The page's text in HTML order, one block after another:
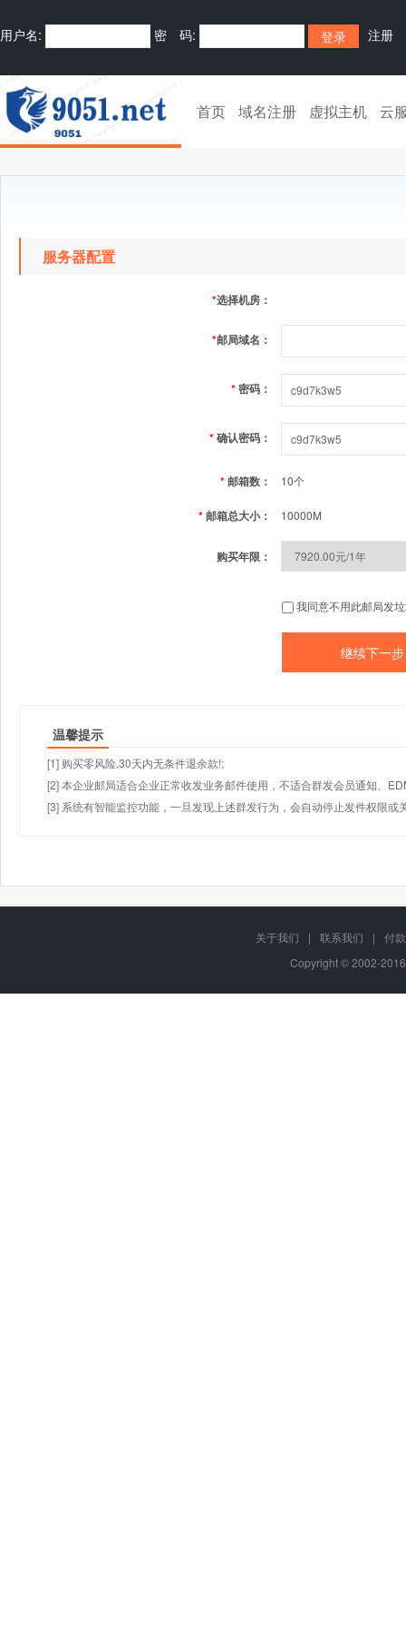
用户名: 密 码: 注册
首页 域名注册 虚拟主机 云
服务器配置
*选择机房：
*邮局域名：
*密码：
*确认密码：
*邮箱数： 10个
*邮箱总大小： 10000M
购买年限：
我同意不用此邮局发
温馨提示
[1] 购买零风险,30天内无条件退余款!;
[2] 本企业邮局适合企业正常收发业务邮件使用，不适合群发会员通知、
[3] 系统有智能监控功能，一旦发现上述群发行为，会自动停止发件权限或
关于我们 | 联系我们 |
付
Copyright © 2002-